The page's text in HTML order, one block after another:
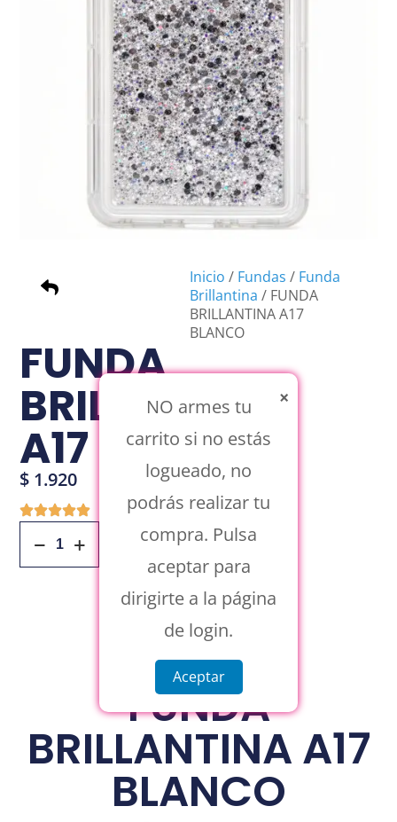
Inicio / Fundas / Funda
Brillantina / FUNDA
BRILLANTINA A17
BLANCO
FUNDA
BRILLANTINA
A17 BLANCO
$ 1.920
Añadir Al Carrito
FUNDA
BRILLANTINA A17
BLANCO
×
NO armes tu
carrito si no estás
logueado, no
podrás realizar tu
compra. Pulsa
aceptar para
dirigirte a la página
de login.
Aceptar